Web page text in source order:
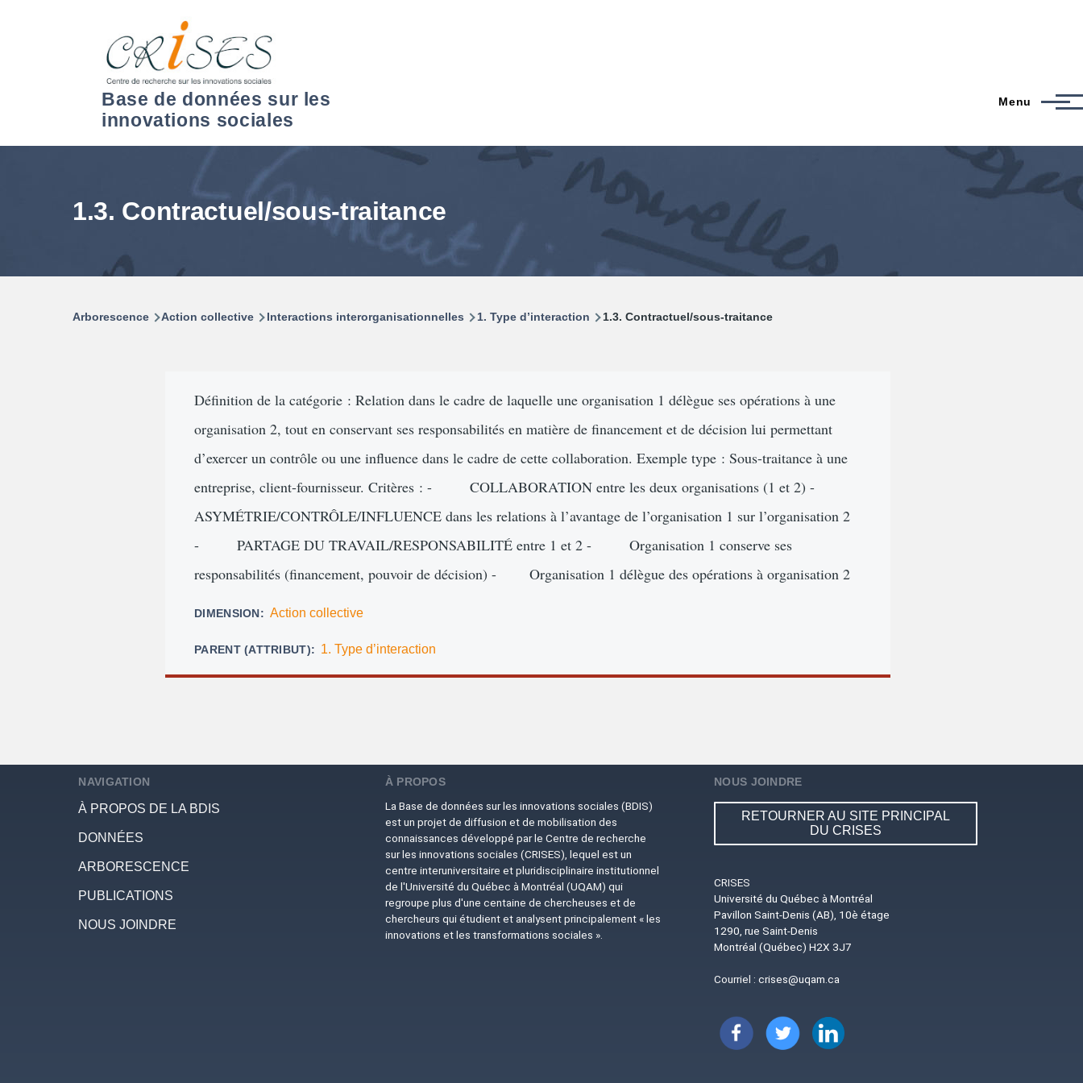
Base de données sur les
innovations sociales
Menu
1.3. Contractuel/sous-traitance
Arborescence Action collective Interactions interorganisationnelles 1. Type d’interaction 1.3. Contractuel/sous-traitance
Définition de la catégorie : Relation dans le cadre de laquelle une organisation 1 délègue ses opérations à une
organisation 2, tout en conservant ses responsabilités en matière de financement et de décision lui permettant
d’exercer un contrôle ou une influence dans le cadre de cette collaboration. Exemple type : Sous-traitance à une
entreprise, client-fournisseur. Critères : - COLLABORATION entre les deux organisations (1 et 2) -
ASYMÉTRIE/CONTRÔLE/INFLUENCE dans les relations à l’avantage de l’organisation 1 sur l’organisation 2
- PARTAGE DU TRAVAIL/RESPONSABILITÉ entre 1 et 2 - Organisation 1 conserve ses
responsabilités (financement, pouvoir de décision) - Organisation 1 délègue des opérations à organisation 2
DIMENSION Action collective
PARENT (ATTRIBUT) 1. Type d’interaction
NAVIGATION
À PROPOS DE LA BDIS
DONNÉES
ARBORESCENCE
PUBLICATIONS
NOUS JOINDRE
À PROPOS
La Base de données sur les innovations sociales (BDIS)
est un projet de diffusion et de mobilisation des
connaissances développé par le Centre de recherche
sur les innovations sociales (CRISES), lequel est un
centre interuniversitaire et pluridisciplinaire institutionnel
de l'Université du Québec à Montréal (UQAM) qui
regroupe plus d'une centaine de chercheuses et de
chercheurs qui étudient et analysent principalement « les
innovations et les transformations sociales ».
NOUS JOINDRE
RETOURNER AU SITE PRINCIPAL
DU CRISES
CRISES
Université du Québec à Montréal
Pavillon Saint-Denis (AB), 10è étage
1290, rue Saint-Denis
Montréal (Québec) H2X 3J7
Courriel :crises@uqam.ca
Image Image Image